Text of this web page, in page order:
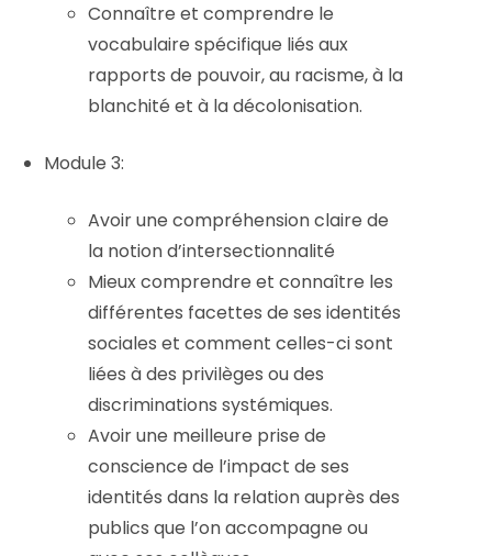
Connaître et comprendre le
vocabulaire spécifique liés aux
rapports de pouvoir, au racisme, à la
blanchité et à la décolonisation.
Module 3:
Avoir une compréhension claire de
la notion d’intersectionnalité
Mieux comprendre et connaître les
différentes facettes de ses identités
sociales et comment celles-ci sont
liées à des privilèges ou des
discriminations systémiques.
Avoir une meilleure prise de
conscience de l’impact de ses
identités dans la relation auprès des
publics que l’on accompagne ou